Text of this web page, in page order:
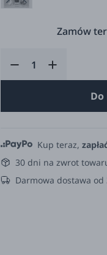
Zamów
Do
Kup teraz,
30 dni na zwrot
Darmowa dostawa od